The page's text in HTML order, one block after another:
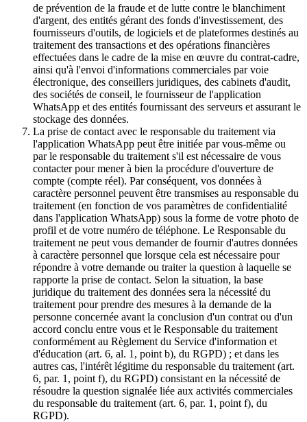
de prévention de la fraude et de lutte contre le blanchiment
d'argent, des entités gérant des fonds d'investissement, des
fournisseurs d'outils, de logiciels et de plateformes destinés au
traitement des transactions et des opérations financières
effectuées dans le cadre de la mise en œuvre du contrat-cadre,
ainsi qu'à l'envoi d'informations commerciales par voie
électronique, des conseillers juridiques, des cabinets d'audit,
des sociétés de conseil, le fournisseur de l'application
WhatsApp et des entités fournissant des serveurs et assurant le
stockage des données.
La prise de contact avec le responsable du traitement via
l'application WhatsApp peut être initiée par vous-même ou
par le responsable du traitement s'il est nécessaire de vous
contacter pour mener à bien la procédure d'ouverture de
compte (compte réel). Par conséquent, vos données à
caractère personnel peuvent être transmises au responsable du
traitement (en fonction de vos paramètres de confidentialité
dans l'application WhatsApp) sous la forme de votre photo de
profil et de votre numéro de téléphone. Le Responsable du
traitement ne peut vous demander de fournir d'autres données
à caractère personnel que lorsque cela est nécessaire pour
répondre à votre demande ou traiter la question à laquelle se
rapporte la prise de contact. Selon la situation, la base
juridique du traitement des données sera la nécessité du
traitement pour prendre des mesures à la demande de la
personne concernée avant la conclusion d'un contrat ou d'un
accord conclu entre vous et le Responsable du traitement
conformément au Règlement du Service d'information et
d'éducation (art. 6, al. 1, point b), du RGPD) ; et dans les
autres cas, l'intérêt légitime du responsable du traitement (art.
6, par. 1, point f), du RGPD) consistant en la nécessité de
résoudre la question signalée liée aux activités commerciales
du responsable du traitement (art. 6, par. 1, point f), du
RGPD).